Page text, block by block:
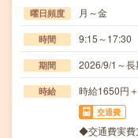
曜日頻度 月～金
時間 9:15～17:30
期間 2026/9/1～
時給 時給1650円
交通費
◆交通費実費